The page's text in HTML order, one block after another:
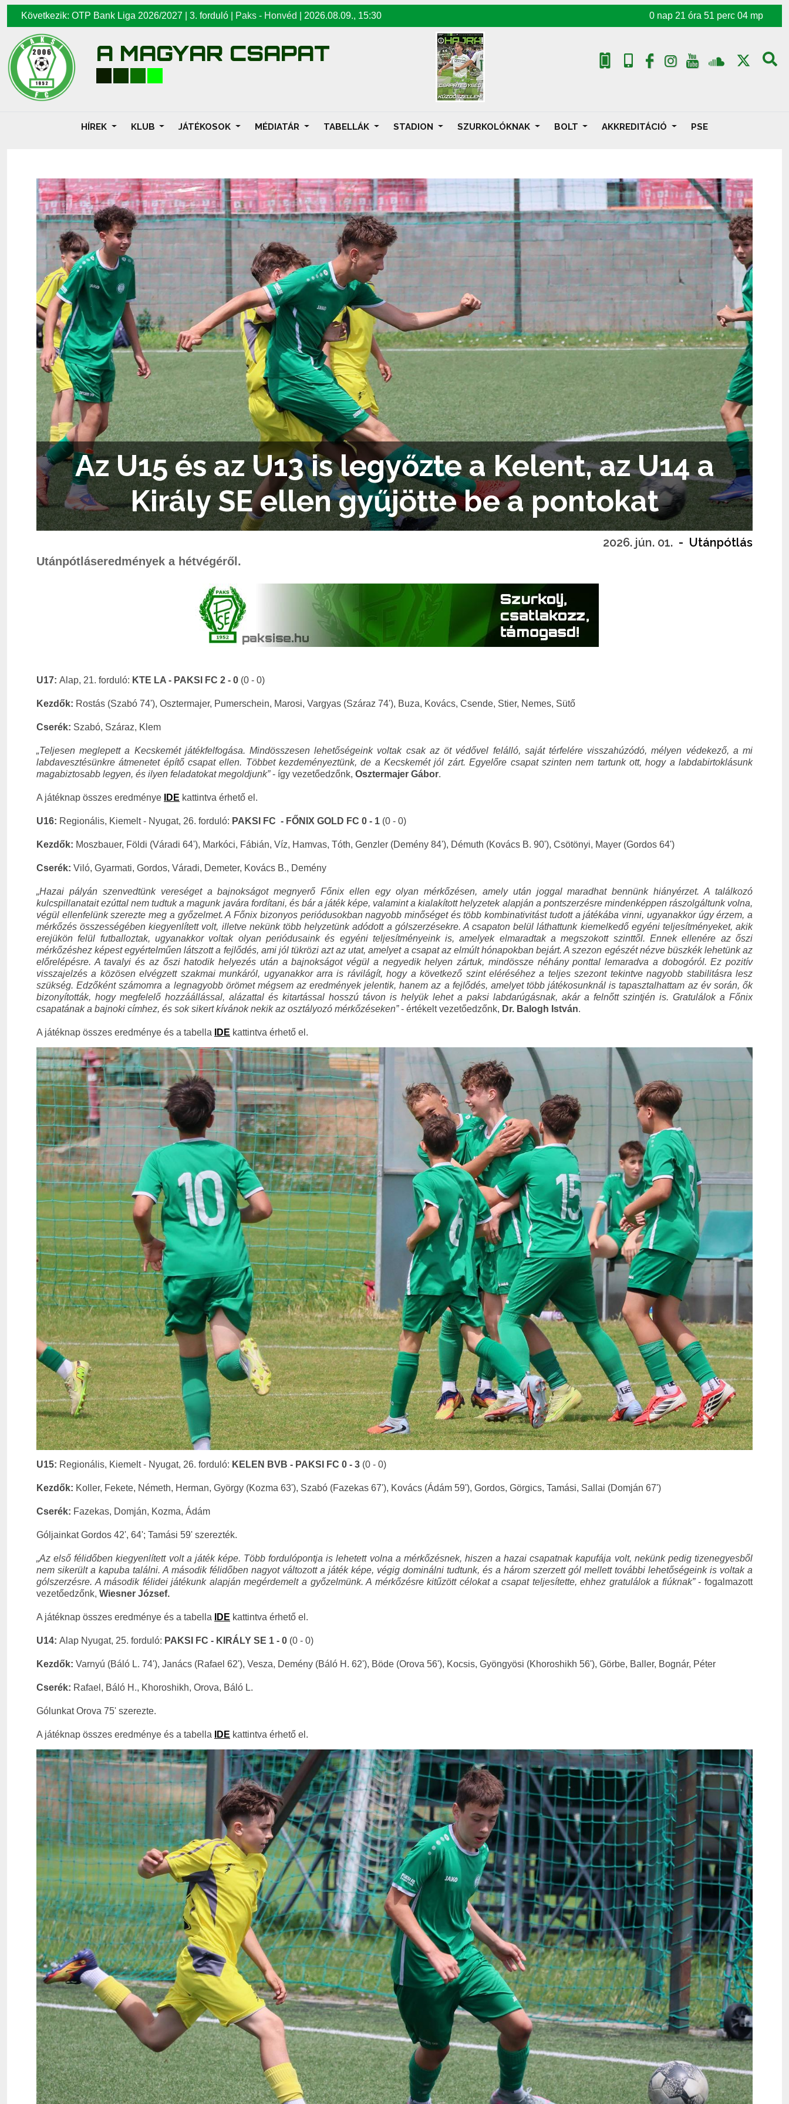
Következik: OTP Bank Liga 2026/2027 | 3. forduló | Paks - Honvéd 2026.08.09., 15:30 0 nap 21 óra 51 perc 01 mp
A MAGYAR CSAPAT
HÍREK KLUB JÁTÉKOSOK MÉDIATÁR TABELLÁK STADION SZURKOLÓKNAK BOLT AKKREDITÁCIÓ PSE
Az U15 és az U13 is legyőzte a Kelent, az U14 a
Király SE ellen gyűjötte be a pontokat
2026. jún. 01. - Utánpótlás
Utánpótláseredmények a hétvégéről.
U17: Alap, 21. forduló: KTE LA - PAKSI FC 2 - 0 (0 - 0)
Kezdők: Rostás (Szabó 74'), Osztermajer, Pumerschein, Marosi, Vargyas (Száraz 74'), Buza, Kovács, Csende, Stier, Nemes, Sütő
Cserék: Szabó, Száraz, Klem
„Teljesen meglepett a Kecskemét játékfelfogása. Mindösszesen lehetőségeink voltak csak az öt védővel felálló, saját térfelére visszahúzódó, mélyen védekező, a mi
labdavesztésünkre átmenetet építő csapat ellen. Többet kezdeményeztünk, de a Kecskemét jól zárt. Egyelőre csapat szinten nem tartunk ott, hogy a labdabirtoklásunk
magabiztosabb legyen, és ilyen feladatokat megoldjunk”- így vezetőedzőnk, Osztermajer Gábor.
A játéknap összes eredménye IDE kattintva érhető el.
U16: Regionális, Kiemelt - Nyugat, 26. forduló: PAKSI FC - FŐNIX GOLD FC 0 - 1 (0 - 0)
Kezdők: Moszbauer, Földi (Váradi 64'), Markóci, Fábián, Víz, Hamvas, Tóth, Genzler (Demény 84'), Démuth (Kovács B. 90'), Csötönyi, Mayer (Gordos 64')
Cserék: Viló, Gyarmati, Gordos, Váradi, Demeter, Kovács B., Demény
„Hazai pályán szenvedtünk vereséget a bajnokságot megnyerő Főnix ellen egy olyan mérkőzésen, amely után joggal maradhat bennünk hiányérzet. A találkozó
kulcspillanatait ezúttal nem tudtuk a magunk javára fordítani, és bár a játék képe, valamint a kialakított helyzetek alapján a pontszerzésre mindenképpen rászolgáltunk volna,
végül ellenfelünk szerezte meg a győzelmet. A Főnix bizonyos periódusokban nagyobb minőséget és több kombinativitást tudott a játékába vinni, ugyanakkor úgy érzem, a
mérkőzés összességében kiegyenlített volt, illetve nekünk több helyzetünk adódott a gólszerzésekre. A csapaton belül láthattunk kiemelkedő egyéni teljesítményeket, akik
erejükön felül futballoztak, ugyanakkor voltak olyan periódusaink és egyéni teljesítményeink is, amelyek elmaradtak a megszokott szinttől. Ennek ellenére az őszi
mérkőzéshez képest egyértelműen látszott a fejlődés, ami jól tükrözi azt az utat, amelyet a csapat az elmúlt hónapokban bejárt. A szezon egészét nézve büszkék lehetünk az
előrelépésre. A tavalyi és az őszi hatodik helyezés után a bajnokságot végül a negyedik helyen zártuk, mindössze néhány ponttal lemaradva a dobogóról. Ez pozitív
visszajelzés a közösen elvégzett szakmai munkáról, ugyanakkor arra is rávilágít, hogy a következő szint eléréséhez a teljes szezont tekintve nagyobb stabilitásra lesz
szükség. Edzőként számomra a legnagyobb örömet mégsem az eredmények jelentik, hanem az a fejlődés, amelyet több játékosunknál is tapasztalhattam az év során, ők
bizonyították, hogy megfelelő hozzáállással, alázattal és kitartással hosszú távon is helyük lehet a paksi labdarúgásnak, akár a felnőtt szintjén is. Gratulálok a Főnix
csapatának a bajnoki címhez, és sok sikert kívánok nekik az osztályozó mérkőzéseken”- értékelt vezetőedzőnk, Dr. Balogh István.
A játéknap összes eredménye és a tabella IDE kattintva érhető el.
U15: Regionális, Kiemelt - Nyugat, 26. forduló: KELEN BVB - PAKSI FC 0 - 3 (0 - 0)
Kezdők: Koller, Fekete, Németh, Herman, György (Kozma 63'), Szabó (Fazekas 67'), Kovács (Ádám 59'), Gordos, Görgics, Tamási, Sallai (Domján 67')
Cserék: Fazekas, Domján, Kozma, Ádám
Góljainkat Gordos 42', 64'; Tamási 59' szerezték.
„Az első félidőben kiegyenlített volt a játék képe. Több fordulópontja is lehetett volna a mérkőzésnek, hiszen a hazai csapatnak kapufája volt, nekünk pedig tizenegyesből
nem sikerült a kapuba találni. A második félidőben nagyot változott a játék képe, végig dominálni tudtunk, és a három szerzett gól mellett további lehetőségeink is voltak a
gólszerzésre. A második félidei játékunk alapján megérdemelt a győzelmünk. A mérkőzésre kitűzött célokat a csapat teljesítette, ehhez gratulálok a fiúknak” - fogalmazott
vezetőedzőnk, Wiesner József.
A játéknap összes eredménye és a tabella IDE kattintva érhető el.
U14: Alap Nyugat, 25. forduló: PAKSI FC - KIRÁLY SE 1 - 0 (0 - 0)
Kezdők: Varnyú (Báló L. 74'), Janács (Rafael 62'), Vesza, Demény (Báló H. 62'), Böde (Orova 56'), Kocsis, Gyöngyösi (Khoroshikh 56'), Görbe, Baller, Bognár, Péter
Cserék: Rafael, Báló H., Khoroshikh, Orova, Báló L.
Gólunkat Orova 75' szerezte.
A játéknap összes eredménye és a tabella IDE kattintva érhető el.